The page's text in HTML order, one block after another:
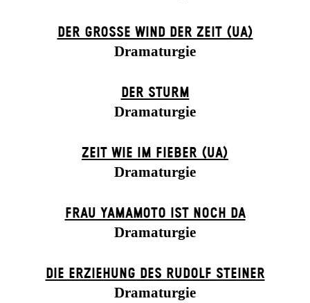
DER GROSSE WIND DER ZEIT (UA)
Dramaturgie
DER STURM
Dramaturgie
ZEIT WIE IM FIEBER (UA)
Dramaturgie
FRAU YAMAMOTO IST NOCH DA
Dramaturgie
DIE ERZIEHUNG DES RUDOLF STEINER
Dramaturgie